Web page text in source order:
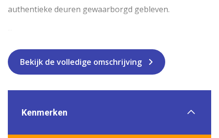
authentieke deuren gewaarborgd gebleven.
Bekijk de volledige omschrijving
Kenmerken